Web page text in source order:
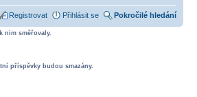
Registrovat Přihlásit se Pokročilé hledání
nim směřovaly.
příspěvky budou smazány.